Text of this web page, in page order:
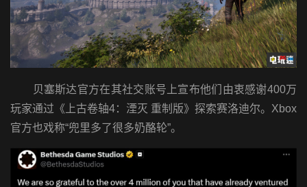
贝塞斯达官方在其社交账号上宣布他们由衷感谢400万
玩家通过《上古卷轴4：湮灭 重制版》探索赛洛迪尔。Xbox
官方也戏称“兜里多了很多奶酪轮”。